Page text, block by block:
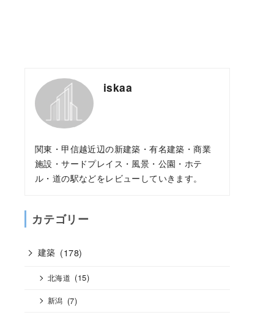
iskaa
関東・甲信越近辺の新建築・有名建築・商業
施設・サードプレイス・風景・公園・ホテ
ル・道の駅などをレビューしていきます。
カテゴリー
建築 (178)
北海道 (15)
新潟 (7)